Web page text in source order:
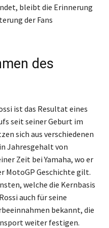
bleibt die Erinnerung
der Fans
des
ist das Resultat eines
seit seiner Geburt im
sich aus verschiedenen
Jahresgehalt von
Zeit bei Yamaha, wo er
MotoGP Geschichte gilt.
welche die Kernbasis
auch für seine
bekannt, die
weiter festigen.